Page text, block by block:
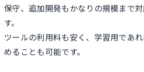
保守、追加開発もかなりの規模まで
す。
ツールの利用料も安く、学習用であ
めることも可能です。